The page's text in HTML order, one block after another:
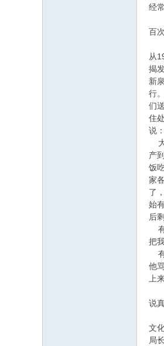
经
百
从
揭
新
行
们
住
说
大
产
饭
家
了
始
后
有
把
有
他
上
说
文
局